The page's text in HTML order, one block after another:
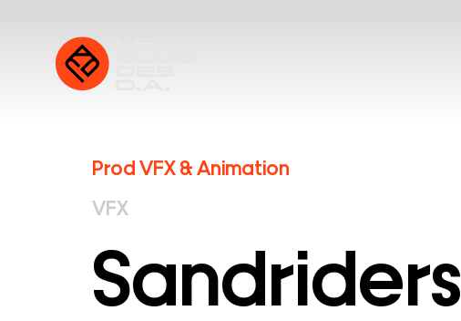
Prod VFX & Animation
VFX
Sandriders